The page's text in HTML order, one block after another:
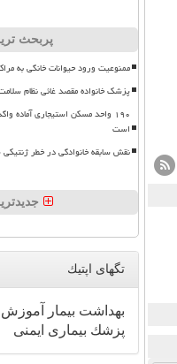
پربحث
ممنوعیت ورود حیوانات خانگی به
پزشک خانواده مقصد غائی نظام
۱۹۰ واحد مسکن استیجاری آماده
است
نقش سابقه خانوادگی در خطر
تگهای اپتیك
بهداشت بیمار آموزش
پزشك بیماری ایمنی